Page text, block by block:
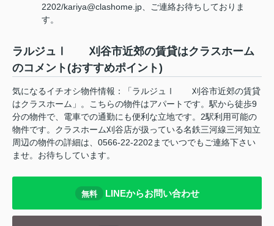
2202/kariya@clashome.jp、ご連絡お待ちしておりま
す。
ラルジュⅠ 刈谷市近郊の賃貸はクラスホーム
のコメント(おすすめポイント)
気になるイチオシ物件情報：「ラルジュⅠ 刈谷市近郊の賃貸
はクラスホーム」。こちらの物件はアパートです。駅から徒歩9
分の物件で、電車での通勤にも便利な立地です。2駅利用可能の
物件です。クラスホーム刈谷店が扱っている名鉄三河線三河知立
周辺の物件の詳細は、0566-22-2202までいつでもご連絡下さい
ませ。お待ちしています。
無料 LINEからお問い合わせ